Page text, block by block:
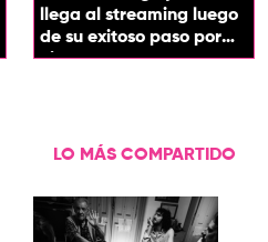
llega al streaming luego
de su exitoso paso por
cines
LO MÁS COMPARTIDO